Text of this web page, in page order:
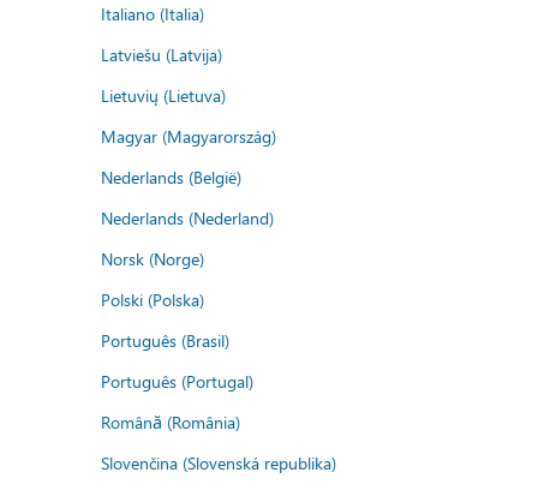
Italiano (Italia)
Latviešu (Latvija)
Lietuvių (Lietuva)
Magyar (Magyarország)
Nederlands (België)
Nederlands (Nederland)
Norsk (Norge)
Polski (Polska)
Português (Brasil)
Português (Portugal)
Română (România)
Slovenčina (Slovenská republika)